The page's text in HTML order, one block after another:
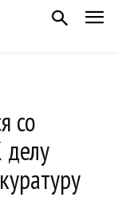
со
делу